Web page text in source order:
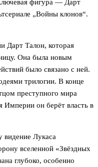
фигура — Дарт
„Войны клонов“.
Дарт Талон, которая
Она была новым
было связано с ней.
трилогии. В конце
преступного мира
Империи он берёт власть в
видение Лукаса
вселенной «Звёздных
глубоко, особенно